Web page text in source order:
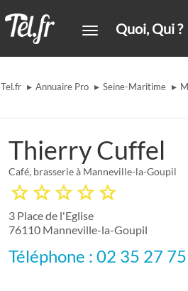
Quoi, Qui ?
Tel.fr ▸ Annuaire Pro ▸ Seine-Maritime ▸
Thierry Cuffel
Café, brasserie à Manneville-la-Goupil
3 Place de l'Eglise
76110 Manneville-la-Goupil
Téléphone : 02 35 27